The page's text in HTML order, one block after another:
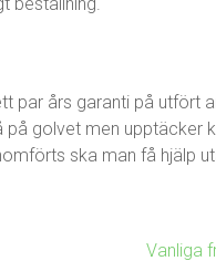
par års garanti på utfört
golvet men upptäcker
ska man få hjälp
Vanliga